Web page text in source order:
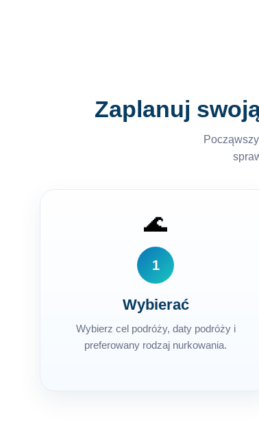
Zaplanuj
🌊
1
Wybierać
Wybierz cel podróży, daty podróży i
preferowany rodzaj nurkowania.